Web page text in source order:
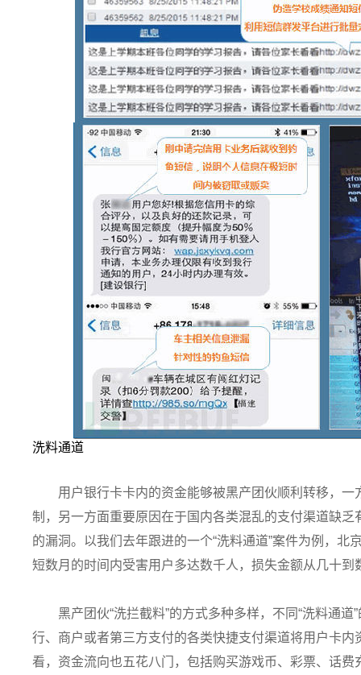
洗料通道
用户银行卡卡内的资金能够被黑产团伙顺利转移，
制，另一方面重要原因在于国内各类混乱的支付渠道缺
的漏洞。以我们去年跟进的一个“洗料通道”案件为例，
短数月的时间内受害用户多达数千人，损失金额从几十到
黑产团伙“洗拦截料”的方式多种多样，不同“洗料通
行、商户或者第三方支付的各类快捷支付渠道将用户卡
看，资金流向也五花八门，包括购买游戏币、彩票、话